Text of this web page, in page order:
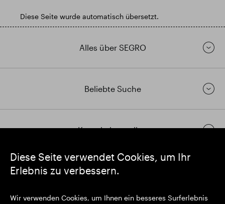
Diese Seite verwendet Cookies, um Ihr
Erlebnis zu verbessern.
Wir verwenden Cookies, um Ihnen ein besseres Surferlebnis
Diese Seite wurde automatisch übersetzt.
Alles über SEGRO
Beliebte Suche
Kontakt herstellen
https://www.linkedin.com/